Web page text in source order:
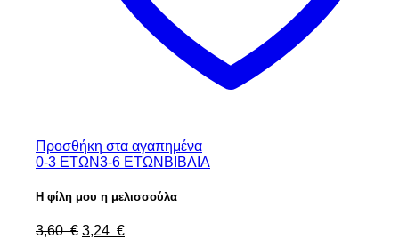
Προσθήκη στα αγαπημένα
0-3 ΕΤΩΝ3-6 ΕΤΩΝ ΒΙΒΛΙΑ
Η φίλη μου η μελισσούλα
3,60 € Original
3,24 €Η